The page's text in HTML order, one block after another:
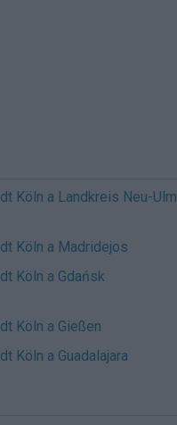
Köln a Landkreis Neu-Ulm
Köln a Madridejos
Köln a Gdańsk
Köln a Gießen
Köln a Guadalajara